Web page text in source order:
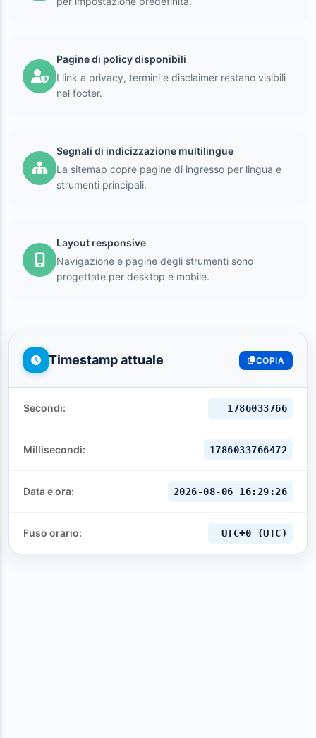
Pagine di policy disponibili
I link a privacy, termini e disclaimer restano visibili
nel footer.
Segnali di indicizzazione multilingue
La sitemap copre pagine di ingresso per lingua e
strumenti principali.
Layout responsive
Navigazione e pagine degli strumenti sono
progettate per desktop e mobile.
Timestamp attuale COPIA
Secondi: 1786033767
Millisecondi: 1786033767472
Data e ora: 2026-08-06 16:29:27
Fuso orario: UTC+0 (UTC)